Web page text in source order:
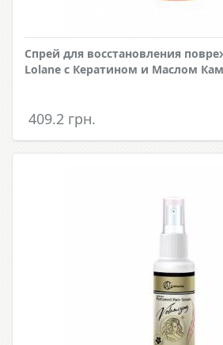
Спрей для восстановления
Lolane с Кератином и Маслом
409.2 грн.